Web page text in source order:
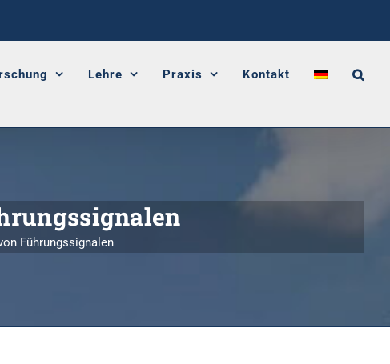
Lehre Praxis Kontakt
Führungssignalen